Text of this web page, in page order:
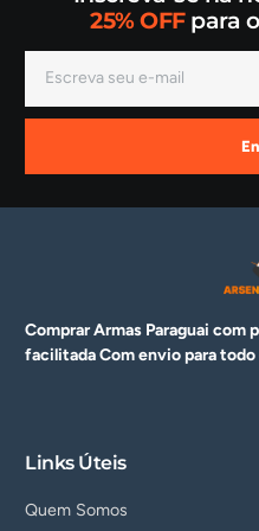
25% OFFpara
Comprar Armas Paraguai com
facilitada Com envio para
Links Úteis
Quem Somos